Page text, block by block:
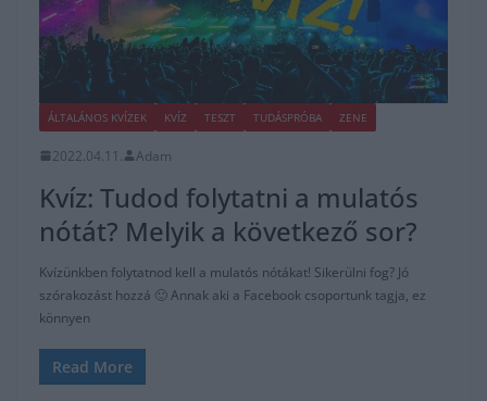
ÁLTALÁNOS KVÍZEK KVÍZ TESZT TUDÁSPRÓBA ZENE
2022.04.11. Adam
Kvíz: Tudod folytatni a mulatós
nótát? Melyik a következő sor?
Kvízünkben folytatnod kell a mulatós nótákat! Sikerülni fog? Jó
szórakozást hozzá 🙂 Annak aki a Facebook csoportunk tagja, ez
könnyen
Read More